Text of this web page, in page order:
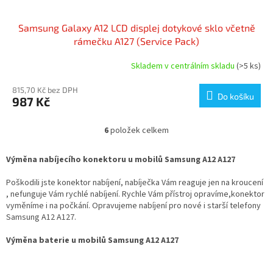
Samsung Galaxy A12 LCD displej dotykové sklo včetně
rámečku A127 (Service Pack)
Skladem v centrálním skladu (>5 ks)
815,70 Kč bez DPH
987 Kč Do košíku
O
l
d
a
c
r
6položek celkem
Výměna nabíjecího konektoru u mobilů Samsung A12 A127
Poškodili jste konektor nabíjení, nabíječka Vám reaguje jen na kroucení
, nefunguje Vám rychlé nabíjení. Rychle Vám přístroj opravíme,konektor
vyměníme i na počkání. Opravujeme nabíjení pro nové i starší telefony
Samsung A12 A127.
Výměna baterie u mobilů Samsung A12 A127